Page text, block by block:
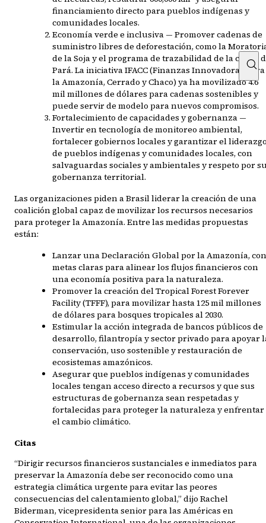
financiamiento directo para pueblos indígenas y
comunidades locales.
Economía verde e inclusiva — Promover cadenas de
suministro libres de deforestación, como la
de la Soja y el programa de trazabilidad de la carne
Pará. La iniciativa IFACC (Finanzas Innovadoras para
la Amazonía, Cerrado y Chaco) ya ha movilizado 4.6
mil millones de dólares para cadenas sostenibles y
puede servir de modelo para nuevos compromisos.
Fortalecimiento de capacidades y gobernanza —
Invertir en tecnología de monitoreo ambiental,
fortalecer gobiernos locales y garantizar el
de pueblos indígenas y comunidades locales, con
salvaguardas sociales y ambientales y respeto por
gobernanza territorial.
Las organizaciones piden a Brasil liderar la creación de una
coalición global capaz de movilizar los recursos necesarios
para proteger la Amazonía. Entre las medidas propuestas
están:
Lanzar una Declaración Global por la Amazonía, con
metas claras para alinear los flujos financieros con
una economía positiva para la naturaleza.
Promover la creación del Tropical Forest Forever
Facility (TFFF), para movilizar hasta 125 mil millones
de dólares para bosques tropicales al 2030.
Estimular la acción integrada de bancos públicos de
desarrollo, filantropía y sector privado para apoyar
conservación, uso sostenible y restauración de
ecosistemas amazónicos.
Asegurar que pueblos indígenas y comunidades
locales tengan acceso directo a recursos y que sus
estructuras de gobernanza sean respetadas y
fortalecidas para proteger la naturaleza y enfrentar
el cambio climático.
Citas
“Dirigir recursos financieros sustanciales e inmediatos para
preservar la Amazonía debe ser reconocido como una
estrategia climática urgente para evitar las peores
consecuencias del calentamiento global,” dijo Rachel
Biderman, vicepresidenta senior para las Américas en